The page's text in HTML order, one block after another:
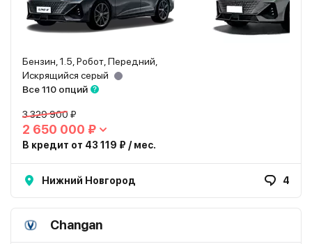
Бензин, 1.5, Робот, Передний,
Искрящийся серый
Все 110 опций
3 329 900 ₽
2 650 000 ₽
В кредит от 43 119 ₽ / мес.
Нижний Новгород 4
Changan